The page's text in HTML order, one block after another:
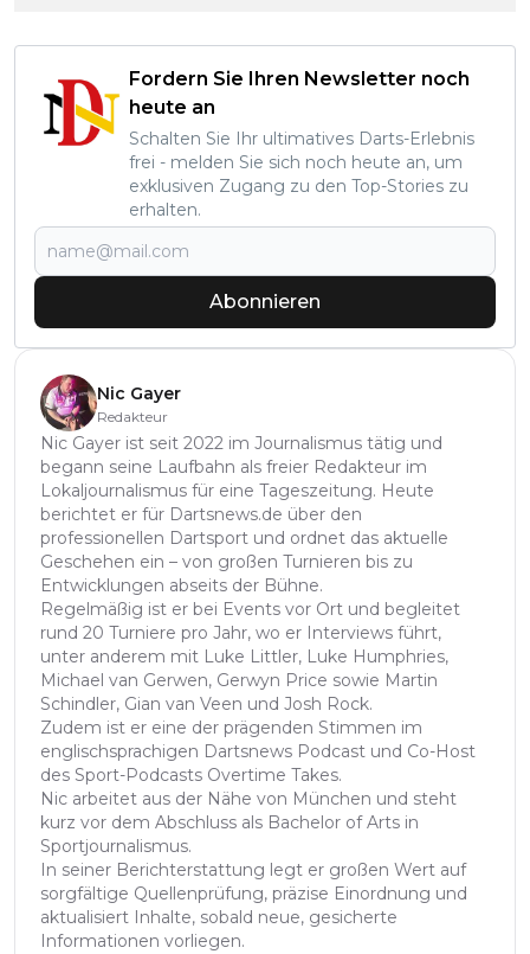
Fordern Sie Ihren Newsletter noch
heute an
Schalten Sie Ihr ultimatives Darts-Erlebnis
frei - melden Sie sich noch heute an, um
exklusiven Zugang zu den Top-Stories zu
erhalten.
Abonnieren
Nic Gayer
Redakteur
Nic Gayer ist seit 2022 im Journalismus tätig und
begann seine Laufbahn als freier Redakteur im
Lokaljournalismus für eine Tageszeitung. Heute
berichtet er für Dartsnews.de über den
professionellen Dartsport und ordnet das aktuelle
Geschehen ein – von großen Turnieren bis zu
Entwicklungen abseits der Bühne.
Regelmäßig ist er bei Events vor Ort und begleitet
rund 20 Turniere pro Jahr, wo er Interviews führt,
unter anderem mit Luke Littler, Luke Humphries,
Michael van Gerwen, Gerwyn Price sowie Martin
Schindler, Gian van Veen und Josh Rock.
Zudem ist er eine der prägenden Stimmen im
englischsprachigen Dartsnews Podcast und Co-Host
des Sport-Podcasts Overtime Takes.
Nic arbeitet aus der Nähe von München und steht
kurz vor dem Abschluss als Bachelor of Arts in
Sportjournalismus.
In seiner Berichterstattung legt er großen Wert auf
sorgfältige Quellenprüfung, präzise Einordnung und
aktualisiert Inhalte, sobald neue, gesicherte
Informationen vorliegen.